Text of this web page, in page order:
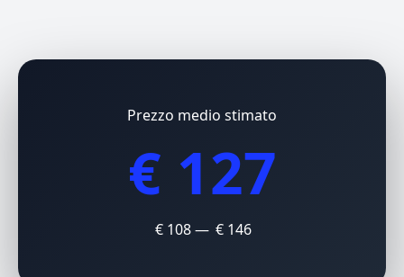
Prezzo medio stimato
€ 127
€ 108 — € 146